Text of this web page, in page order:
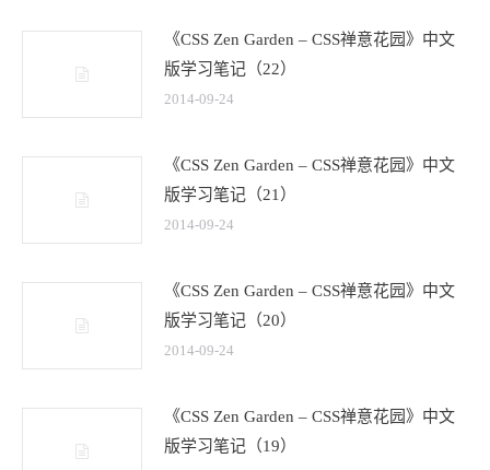
《CSS Zen Garden – CSS禅意花园》中文
版学习笔记（22）
2014-09-24
《CSS Zen Garden – CSS禅意花园》中文
版学习笔记（21）
2014-09-24
《CSS Zen Garden – CSS禅意花园》中文
版学习笔记（20）
2014-09-24
《CSS Zen Garden – CSS禅意花园》中文
版学习笔记（19）